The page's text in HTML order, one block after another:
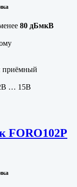
80 дБмкВ
приёмный
… 15В
FORO102P